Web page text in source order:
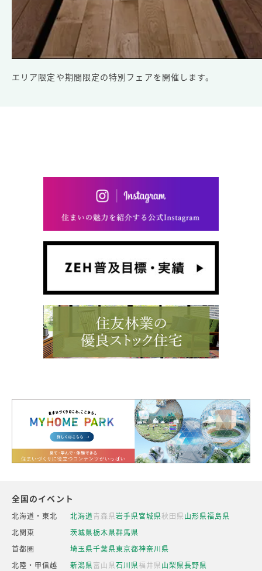
エリア限定や期間限定の特別フェアを開催します。
全国のイベント
北海道・東北 北海道青森県岩手県宮城県秋田県山形県福島県
北関東
茨城県栃木県群馬県
首都圏
埼玉県千葉県東京都神奈川県
北陸・甲信越
新潟県富山県石川県福井県山梨県長野県